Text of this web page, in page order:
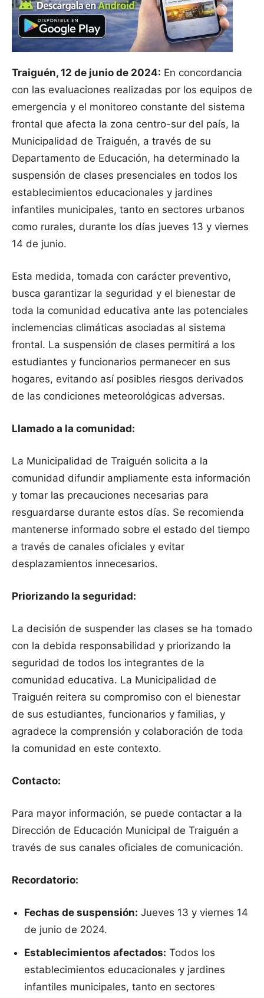
Traiguén, 12 de junio de 2024: En concordancia
con las evaluaciones realizadas por los equipos de
emergencia y el monitoreo constante del sistema
frontal que afecta la zona centro-sur del país, la
Municipalidad de Traiguén, a través de su
Departamento de Educación, ha determinado la
suspensión de clases presenciales en todos los
establecimientos educacionales y jardines
infantiles municipales, tanto en sectores urbanos
como rurales, durante los días jueves 13 y viernes
14 de junio.
Esta medida, tomada con carácter preventivo,
busca garantizar la seguridad y el bienestar de
toda la comunidad educativa ante las potenciales
inclemencias climáticas asociadas al sistema
frontal. La suspensión de clases permitirá a los
estudiantes y funcionarios permanecer en sus
hogares, evitando así posibles riesgos derivados
de las condiciones meteorológicas adversas.
Llamado a la comunidad:
La Municipalidad de Traiguén solicita a la
comunidad difundir ampliamente esta información
y tomar las precauciones necesarias para
resguardarse durante estos días. Se recomienda
mantenerse informado sobre el estado del tiempo
a través de canales oficiales y evitar
desplazamientos innecesarios.
Priorizando la seguridad:
La decisión de suspender las clases se ha tomado
con la debida responsabilidad y priorizando la
seguridad de todos los integrantes de la
comunidad educativa. La Municipalidad de
Traiguén reitera su compromiso con el bienestar
de sus estudiantes, funcionarios y familias, y
agradece la comprensión y colaboración de toda
la comunidad en este contexto.
Contacto:
Para mayor información, se puede contactar a la
Dirección de Educación Municipal de Traiguén a
través de sus canales oficiales de comunicación.
Recordatorio:
Fechas de suspensión: Jueves 13 y viernes 14
de junio de 2024.
Establecimientos afectados: Todos los
establecimientos educacionales y jardines
infantiles municipales, tanto en sectores